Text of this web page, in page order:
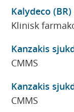
Kalydeco (BR)
Klinisk
Kanzakis
CMMS
Kanzakis
CMMS